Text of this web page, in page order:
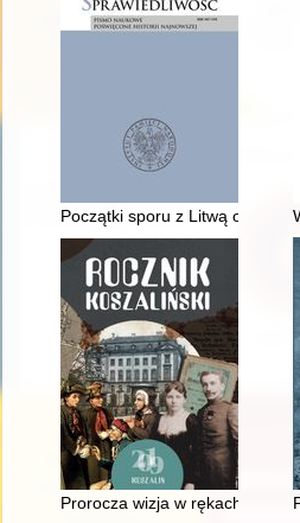
Początki sporu z Litwą o Wilno
Prorocza wizja w rękach